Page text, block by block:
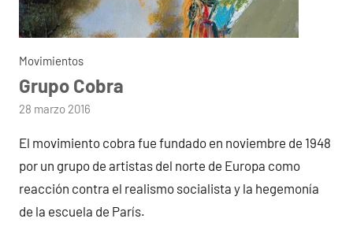
Movimientos
Grupo Cobra
por
28 marzo 2016
El movimiento cobra fue fundado en noviembre de 1948
por un grupo de artistas del norte de Europa como
reacción contra el realismo socialista y la hegemonía
de la escuela de París.